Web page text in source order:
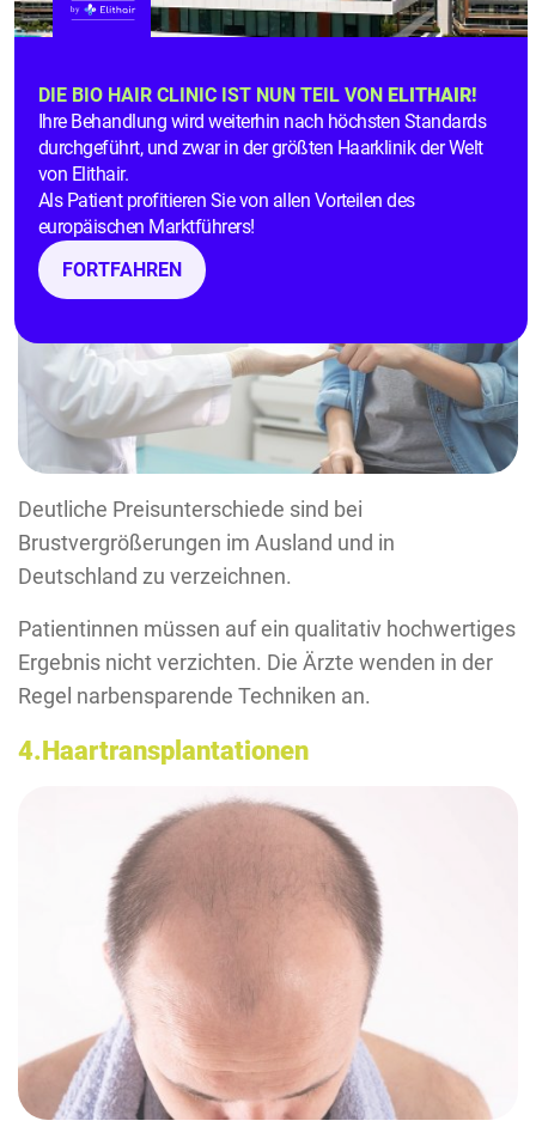
wie in Deutschland. Die Fettabsaugung kann mit
3.Brustvergrößerungen
Deutliche Preisunterschiede sind bei
Brustvergrößerungen im Ausland und in
Deutschland zu verzeichnen.
Patientinnen müssen auf ein qualitativ hochwertiges
Ergebnis nicht verzichten. Die Ärzte wenden in der
Regel narbensparende Techniken an.
4.Haartransplantationen
DIE BIO HAIR CLINIC IST NUN TEIL VON ELITHAIR!
Ihre Behandlung wird weiterhin nach höchsten Standards
durchgeführt, und zwar in der größten Haarklinik der Welt
von Elithair.
Als Patient profitieren Sie von allen Vorteilen des
europäischen Marktführers!
FORTFAHREN